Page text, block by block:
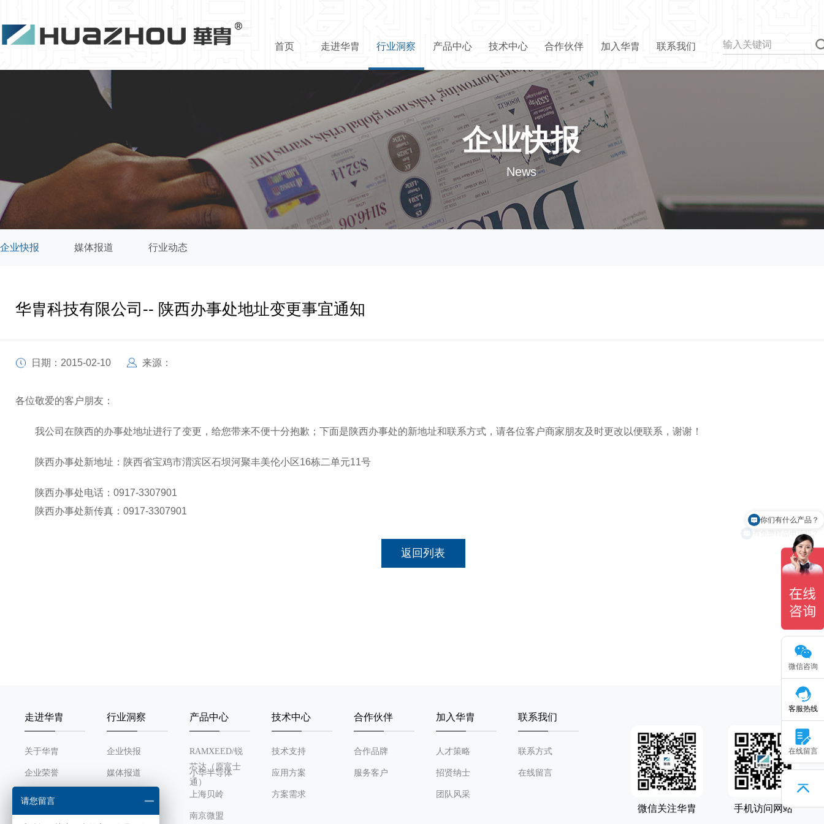
首页 走进华胄 行业洞察 产品中心 技术中心 合作伙伴 加入华胄 联系我们
企业快报
News
企业快报 媒体报道 行业动态
华胄科技有限公司-- 陕西办事处地址变更事宜通知
日期：2015-02-10 来源：
各位敬爱的客户朋友：
我公司在陕西的办事处地址进行了变更，给您带来不便十分抱歉；下面是陕西办事处的新地址和联系方式，请各位客户商家朋友及时更改以便联系，谢谢！
陕西办事处新地址：陕西省宝鸡市渭滨区石坝河聚丰美伦小区16栋二单元11号
陕西办事处电话：0917-3307901
陕西办事处新传真：0917-3307901
返回列表
走进华胄
关于华胄
企业荣誉
发展历程
组织架构
行业洞察
企业快报
媒体报道
产品中心
RAMXEED/锐
芯达（原富士
通）
小华半导体
上海贝岭
南京微盟
技术中心
技术支持
应用方案
方案需求
合作伙伴
合作品牌
服务客户
加入华胄
人才策略
招贤纳士
团队风采
联系我们
联系方式
在线留言
微信关注华胄 手机访问网站
微信咨询
客服热线
在线留言
有免费样品申请吗？
请您留言